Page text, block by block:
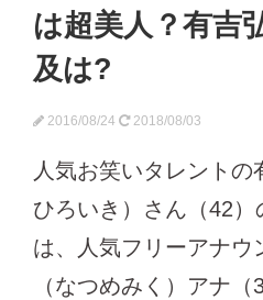
は超美人？有吉
及は?
2016/08/24 2018/08/03
人気お笑いタレントの
ひろいき）さん（42
は、人気フリーアナウ
（なつめみく）アナ